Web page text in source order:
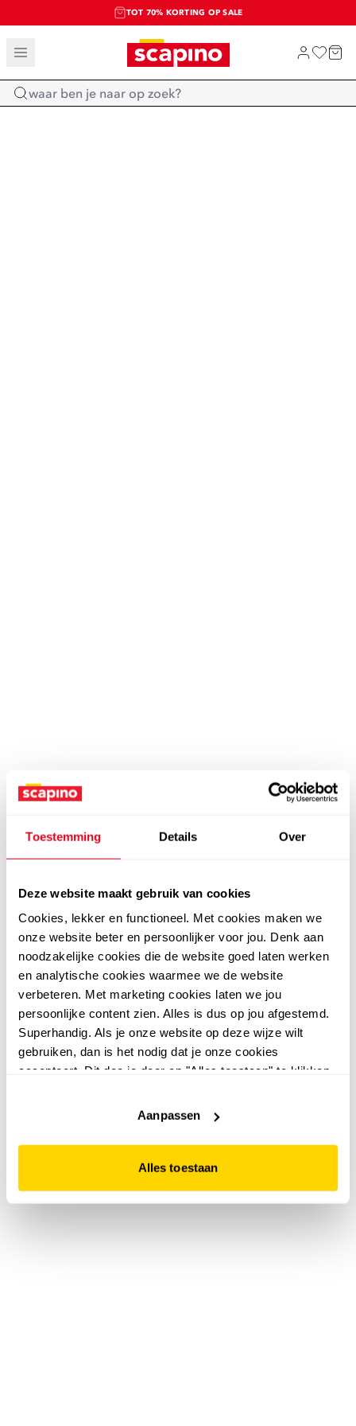
Toestemming Details Over
Deze website maakt gebruik van cookies
Cookies, lekker en functioneel. Met cookies maken we
onze website beter en persoonlijker voor jou. Denk aan
noodzakelijke cookies die de website goed laten werken
en analytische cookies waarmee we de website
verbeteren. Met marketing cookies laten we jou
persoonlijke content zien. Alles is dus op jou afgestemd.
Superhandig. Als je onze website op deze wijze wilt
gebruiken, dan is het nodig dat je onze cookies
accepteert. Dit doe je door op "Alles toestaan" te klikken.
website niet optimaal functioneert.
Aanpassen
Alles toestaan
TOT 70% KORTING OP SALE
SALE: LAATSTE KANS!
SHOP NIEUW
Home